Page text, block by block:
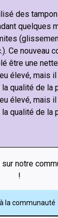
des
quelques
Ce nouveau
être une
élevé, mais
qualité de la
élevé, mais
qualité de la
notre
!
la communauté